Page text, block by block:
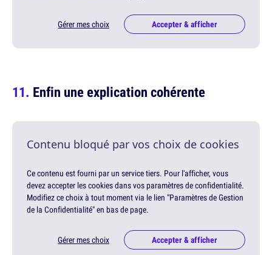
Gérer mes choix Accepter & afficher
Enfin une explication cohérente
Contenu bloqué par vos choix de cookies
Ce contenu est fourni par un service tiers. Pour l'afficher, vous
devez accepter les cookies dans vos paramètres de confidentialité.
Modifiez ce choix à tout moment via le lien "Paramètres de Gestion
de la Confidentialité" en bas de page.
Gérer mes choix Accepter & afficher